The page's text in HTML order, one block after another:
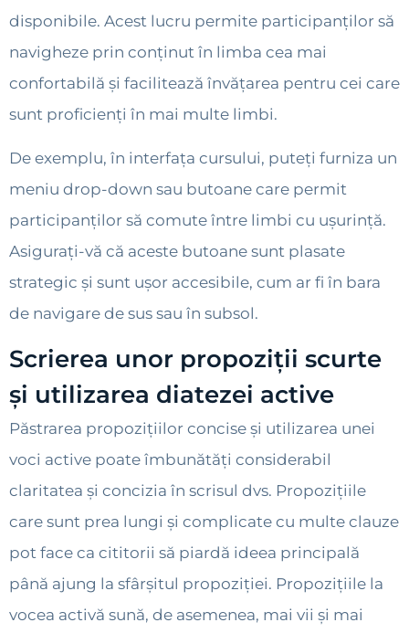
disponibile. Acest lucru permite participanților să
navigheze prin conținut în limba cea mai
confortabilă și facilitează învățarea pentru cei care
sunt proficienți în mai multe limbi.
De exemplu, în interfața cursului, puteți furniza un
meniu drop-down sau butoane care permit
participanților să comute între limbi cu ușurință.
Asigurați-vă că aceste butoane sunt plasate
strategic și sunt ușor accesibile, cum ar fi în bara
de navigare de sus sau în subsol.
Scrierea unor propoziții scurte
și utilizarea diatezei active
Păstrarea propozițiilor concise și utilizarea unei
voci active poate îmbunătăți considerabil
claritatea și concizia în scrisul dvs. Propozițiile
care sunt prea lungi și complicate cu multe clauze
pot face ca cititorii să piardă ideea principală
până ajung la sfârșitul propoziției. Propozițiile la
vocea activă sună, de asemenea, mai vii și mai